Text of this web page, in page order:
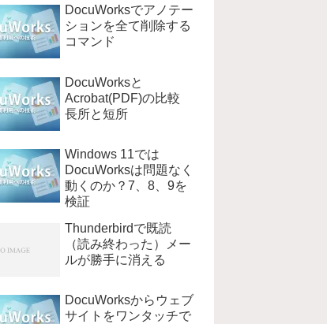
DocuWorksでアノテー
ションを全て削除する
コマンド
DocuWorksと
Acrobat(PDF)の比較
長所と短所
Windows 11では
DocuWorksは問題なく
動くのか？7、8、9を
検証
Thunderbirdで既読
（読み終わった）メー
ルが勝手に消える
DocuWorksからウェブ
サイトをワンタッチで